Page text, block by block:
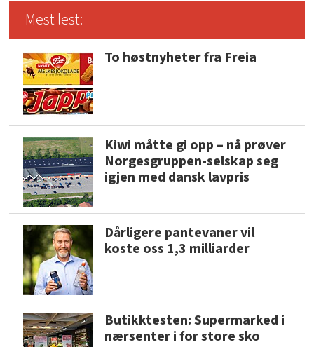
Mest lest:
To høstnyheter fra Freia
Kiwi måtte gi opp – nå prøver
Norgesgruppen-selskap seg
igjen med dansk lavpris
Dårligere pantevaner vil
koste oss 1,3 milliarder
Butikktesten: Supermarked i
nærsenter i for store sko